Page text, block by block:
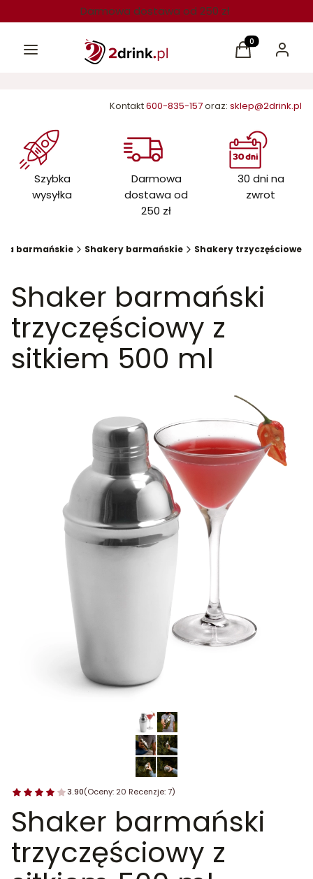
Darmowa dostawa od 250 zł
Menu Produkty w
Koszyk Zaloguj
Kontakt600-835-157oraz: sklep@2drink.pl
Szybka
wysyłka
Darmowa
dostawa od
250 zł
30 dni na
zwrot
barmańskie Shakery barmańskie Shakery trzyczęściowe
Shaker barmański
trzyczęściowy z
sitkiem 500 ml
3.90(Oceny: 20 Recenzje: 7)
Shaker barmański
trzyczęściowy z